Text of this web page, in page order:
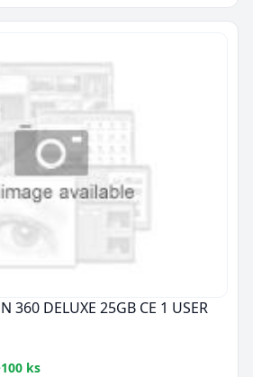
360 DELUXE 25GB CE 1 USER
ks